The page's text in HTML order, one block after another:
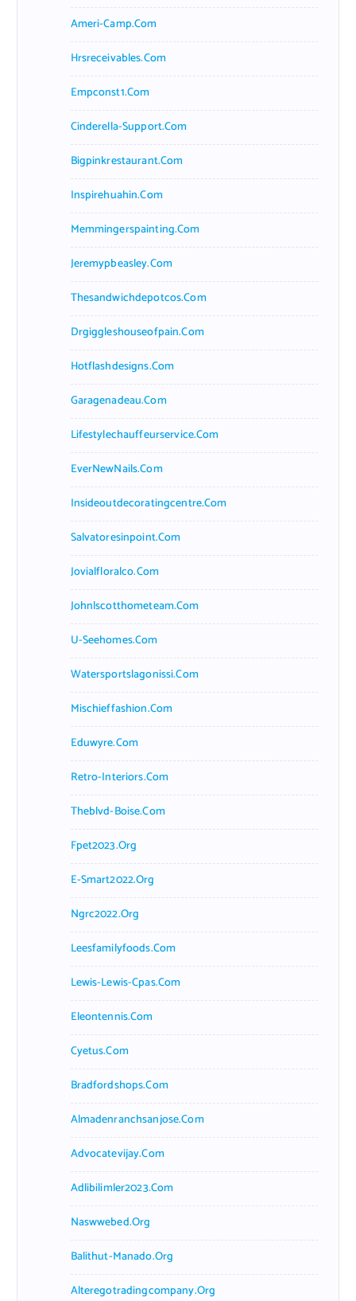
Ameri-Camp.com
Hrsreceivables.com
Empconst1.com
Cinderella-Support.com
Bigpinkrestaurant.com
Inspirehuahin.com
Memmingerspainting.com
Jeremypbeasley.com
Thesandwichdepotcos.com
Drgiggleshouseofpain.com
Hotflashdesigns.com
Garagenadeau.com
Lifestylechauffeurservice.com
EverNewNails.com
Insideoutdecoratingcentre.com
Salvatoresinpoint.com
Jovialfloralco.com
Johnlscotthometeam.com
U-Seehomes.com
Watersportslagonissi.com
Mischieffashion.com
Eduwyre.com
Retro-Interiors.com
Theblvd-Boise.com
Fpet2023.org
E-Smart2022.org
Ngrc2022.org
Leesfamilyfoods.com
Lewis-Lewis-Cpas.com
Eleontennis.com
Cyetus.com
Bradfordshops.com
Almadenranchsanjose.com
Advocatevijay.com
Adlibilimler2023.com
Naswwebed.org
Balithut-Manado.org
Alteregotradingcompany.org